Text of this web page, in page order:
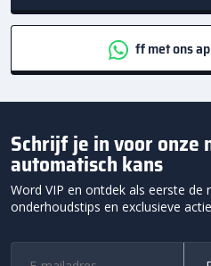
ff met ons
Schrijf je in voor onze
automatisch kans
Word VIP en ontdek als eerste de
onderhoudstips en exclusieve